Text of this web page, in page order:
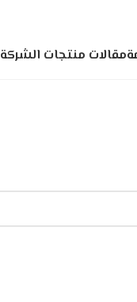
مقالات منتجات الشركة